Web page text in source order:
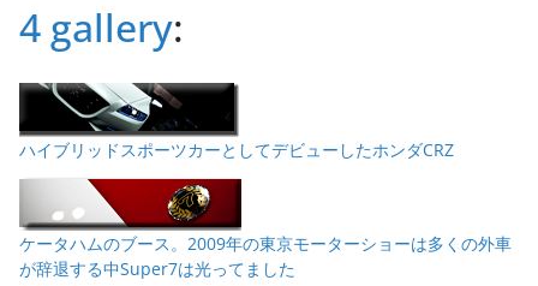
4 gallery:
ハイブリッドスポーツカーとしてデビューしたホンダCRZ
ケータハムのブース。2009年の東京モーターショーは多くの外車
が辞退する中Super7は光ってました